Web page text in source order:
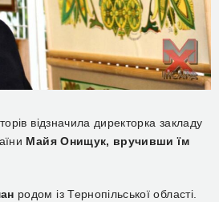
відзначила директорка закладу
Майя Онищук, вручивши їм
родом із Тернопільської області.